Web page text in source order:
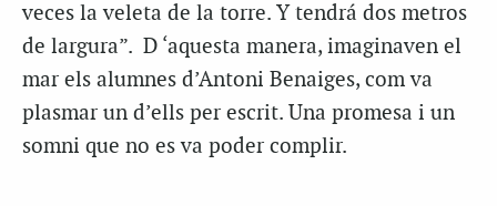
veces la veleta de la torre. Y tendrá dos metros
de largura”. D ‘aquesta manera, imaginaven el
mar els alumnes d’Antoni Benaiges, com va
plasmar un d’ells per escrit. Una promesa i un
somni que no es va poder complir.